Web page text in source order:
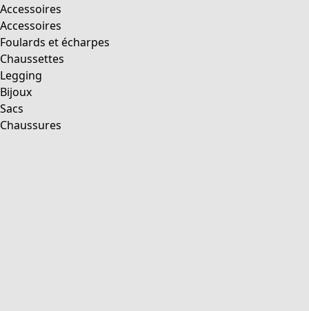
Accessoires
Accessoires
Foulards et écharpes
Chaussettes
Legging
Bijoux
Sacs
Chaussures